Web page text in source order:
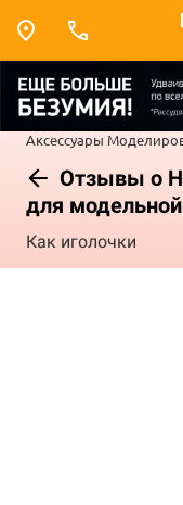
Аксессуары
Отзывы о
для
Как иголочки